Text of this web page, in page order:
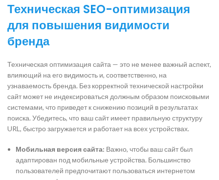
Техническая SEO-оптимизация
для повышения видимости
бренда
Техническая оптимизация сайта — это не менее важный аспект,
влияющий на его видимость и, соответственно, на
узнаваемость бренда. Без корректной технической настройки
сайт может не индексироваться должным образом поисковыми
системами, что приведет к снижению позиций в результатах
поиска. Убедитесь, что ваш сайт имеет правильную структуру
URL, быстро загружается и работает на всех устройствах.
Мобильная версия сайта: Важно, чтобы ваш сайт был
адаптирован под мобильные устройства. Большинство
пользователей предпочитают пользоваться интернетом